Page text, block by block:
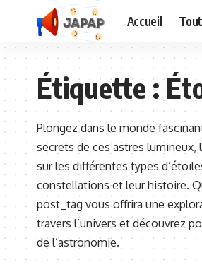
Accueil
Étiquette :
Plongez dans le monde
secrets de ces astres lumineux,
sur les différentes types
constellations et leur histoire.
post_tag vous offrira une
travers l’univers et découvrez
de l’astronomie.